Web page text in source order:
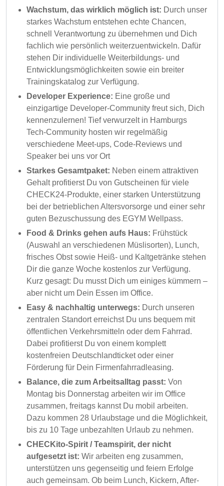
Wachstum, das wirklich möglich ist: Durch unser
starkes Wachstum entstehen echte Chancen,
schnell Verantwortung zu übernehmen und Dich
fachlich wie persönlich weiterzuentwickeln. Dafür
stehen Dir individuelle Weiterbildungs- und
Entwicklungsmöglichkeiten sowie ein breiter
Trainingskatalog zur Verfügung.
Developer Experience: Eine große und
einzigartige Developer-Community freut sich, Dich
kennenzulernen! Tief verwurzelt in Hamburgs
Tech-Community hosten wir regelmäßig
verschiedene Meet-ups, Code-Reviews und
Speaker bei uns vor Ort
Starkes Gesamtpaket: Neben einem attraktiven
Gehalt profitierst Du von Gutscheinen für viele
CHECK24-Produkte, einer starken Unterstützung
bei der betrieblichen Altersvorsorge und einer sehr
guten Bezuschussung des EGYM Wellpass.
Food & Drinks gehen aufs Haus: Frühstück
(Auswahl an verschiedenen Müslisorten), Lunch,
frisches Obst sowie Heiß- und Kaltgetränke stehen
Dir die ganze Woche kostenlos zur Verfügung.
Kurz gesagt: Du musst Dich um einiges kümmern –
aber nicht um Dein Essen im Office.
Easy & nachhaltig unterwegs: Durch unseren
zentralen Standort erreichst Du uns bequem mit
öffentlichen Verkehrsmitteln oder dem Fahrrad.
Dabei profitierst Du von einem komplett
kostenfreien Deutschlandticket oder einer
Förderung für Dein Firmenfahrradleasing.
Balance, die zum Arbeitsalltag passt: Von
Montag bis Donnerstag arbeiten wir im Office
zusammen, freitags kannst Du mobil arbeiten.
Dazu kommen 28 Urlaubstage und die Möglichkeit,
bis zu 10 Tage unbezahlten Urlaub zu nehmen.
CHECKito-Spirit / Teamspirit, der nicht
aufgesetzt ist: Wir arbeiten eng zusammen,
unterstützen uns gegenseitig und feiern Erfolge
auch gemeinsam. Ob beim Lunch, Kickern, After-